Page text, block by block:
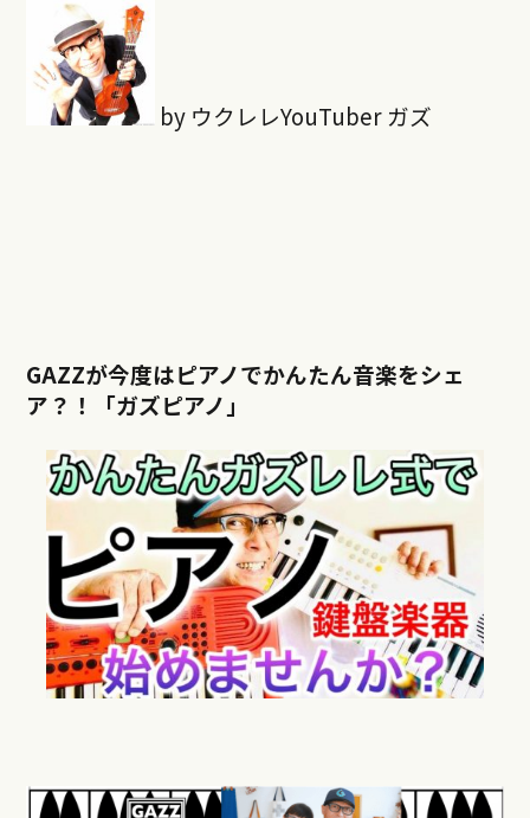
by ウクレレYouTuber ガズ
GAZZが今度はピアノでかんたん音楽をシェ
ア？！「ガズピアノ」